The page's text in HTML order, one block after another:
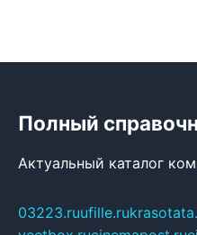
Полный
Актуальный каталог
03223.ruufille.ru